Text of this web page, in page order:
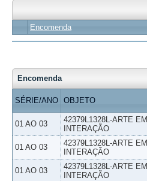
Encomenda
Encomenda
SÉRIE/ANO OBJETO
01 AO 03
42379L1328L-ARTE EM
INTERAÇÃO
01 AO 03
42379L1328L-ARTE EM
INTERAÇÃO
01 AO 03
42379L1328L-ARTE EM
INTERAÇÃO